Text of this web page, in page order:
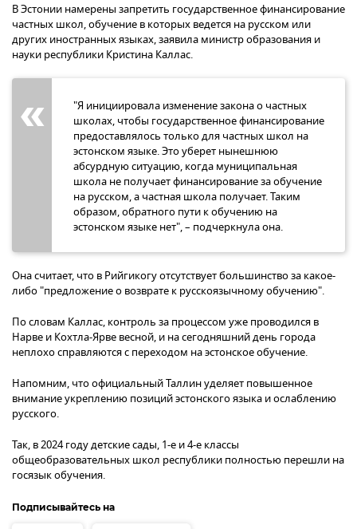
В Эстонии намерены запретить государственное финансирование
частных школ, обучение в которых ведется на русском или
других иностранных языках, заявила министр образования и
науки республики Кристина Каллас.
"Я инициировала изменение закона о частных
школах, чтобы государственное финансирование
предоставлялось только для частных школ на
эстонском языке. Это уберет нынешнюю
абсурдную ситуацию, когда муниципальная
школа не получает финансирование за обучение
на русском, а частная школа получает. Таким
образом, обратного пути к обучению на
эстонском языке нет", – подчеркнула она.
Она считает, что в Рийгикогу отсутствует большинство за какое-
либо "предложение о возврате к русскоязычному обучению".
По словам Каллас, контроль за процессом уже проводился в
Нарве и Кохтла-Ярве весной, и на сегодняшний день города
неплохо справляются с переходом на эстонское обучение.
Напомним, что официальный Таллин уделяет повышенное
внимание укреплению позиций эстонского языка и ослаблению
русского.
Так, в 2024 году детские сады, 1-е и 4-е классы
общеобразовательных школ республики полностью перешли на
госязык обучения.
Подписывайтесь на